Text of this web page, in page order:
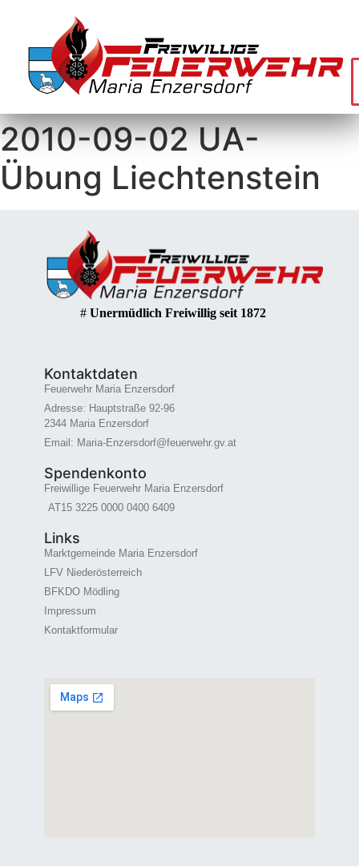
2010-09-02 UA-
Übung Liechtenstein
# Unermüdlich Freiwillig seit 1872
Kontaktdaten
Feuerwehr Maria Enzersdorf
Adresse: Hauptstraße 92-96
2344 Maria Enzersdorf
Email: Maria-Enzersdorf@feuerwehr.gv.at
Spendenkonto
Freiwillige Feuerwehr Maria Enzersdorf
AT15 3225 0000 0400 6409
Links
Marktgemeinde Maria Enzersdorf
LFV Niederösterreich
BFKDO Mödling
Impressum
Kontaktformular